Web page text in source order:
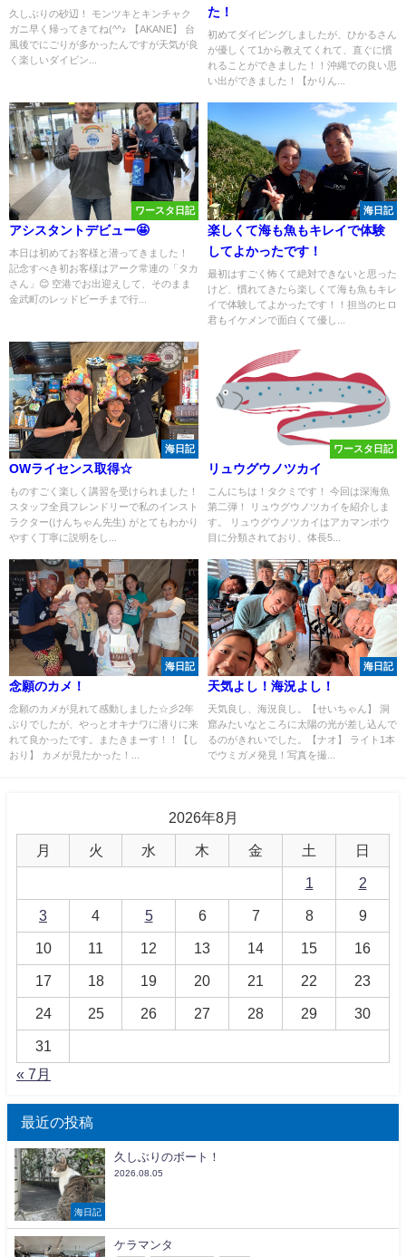
久しぶりの砂辺！ モンツキとキンチャク
ガニ早く帰ってきてね(^^♪ 【AKANE】 台
風後でにごりが多かったんですが天気が良
く楽しいダイビン...
た！
初めてダイビングしましたが、ひかるさん
が優しくて1から教えてくれて、直ぐに慣
れることができました！！沖縄での良い思
い出ができました！【かりん...
ワースタ日記
アシスタントデビュー🤩
本日は初めてお客様と潜ってきました！
記念すべき初お客様はアーク常連の「タカ
さん」😊 空港でお出迎えして、そのまま
金武町のレッドビーチまで行...
海日記
楽しくて海も魚もキレイで体験
してよかったです！
最初はすごく怖くて絶対できないと思った
けど、慣れてきたら楽しくて海も魚もキレ
イで体験してよかったです！！担当のヒロ
君もイケメンで面白くて優し...
海日記
OWライセンス取得☆
ものすごく楽しく講習を受けられました！
スタッフ全員フレンドリーで私のインスト
ラクター(けんちゃん先生) がとてもわかり
やすく丁寧に説明をし...
ワースタ日記
リュウグウノツカイ
こんにちは！タクミです！ 今回は深海魚
第二弾！ リュウグウノツカイを紹介しま
す。 リュウグウノツカイはアカマンボウ
目に分類されており、体長5...
海日記
念願のカメ！
念願のカメが見れて感動しました☆彡2年
ぶりでしたが、やっとオキナワに潜りに来
れて良かったです。またきまーす！！【し
おり】 カメが見たかった！...
海日記
天気よし！海況よし！
天気良し、海況良し。【せいちゃん】 洞
窟みたいなところに太陽の光が差し込んで
るのがきれいでした。【ナオ】 ライト1本
でウミガメ発見！写真を撮...
2026年8月
月 火 水 木 金 土 日
1 2
3 4 5 6 7 8 9
10 11 12 13 14 15 16
17 18 19 20 21 22 23
24 25 26 27 28 29 30
31
« 7月
最近の投稿
海日記
久しぶりのボート！
2026.08.05
ケラマンタ